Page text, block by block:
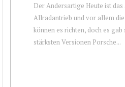
Der Andersartige Heute ist
Allradantrieb und vor allem
können es richten, doch es
stärksten Versionen Porsche...